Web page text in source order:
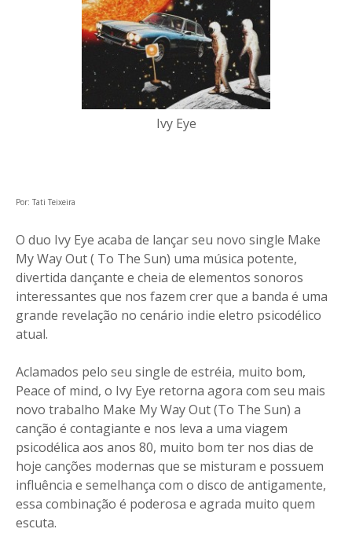
Ivy Eye
Por: Tati Teixeira
O duo Ivy Eye acaba de lançar seu novo single Make
My Way Out ( To The Sun) uma música potente,
divertida dançante e cheia de elementos sonoros
interessantes que nos fazem crer que a banda é uma
grande revelação no cenário indie eletro psicodélico
atual.
Aclamados pelo seu single de estréia, muito bom,
Peace of mind, o Ivy Eye retorna agora com seu mais
novo trabalho Make My Way Out (To The Sun) a
canção é contagiante e nos leva a uma viagem
psicodélica aos anos 80, muito bom ter nos dias de
hoje canções modernas que se misturam e possuem
influência e semelhança com o disco de antigamente,
essa combinação é poderosa e agrada muito quem
escuta.